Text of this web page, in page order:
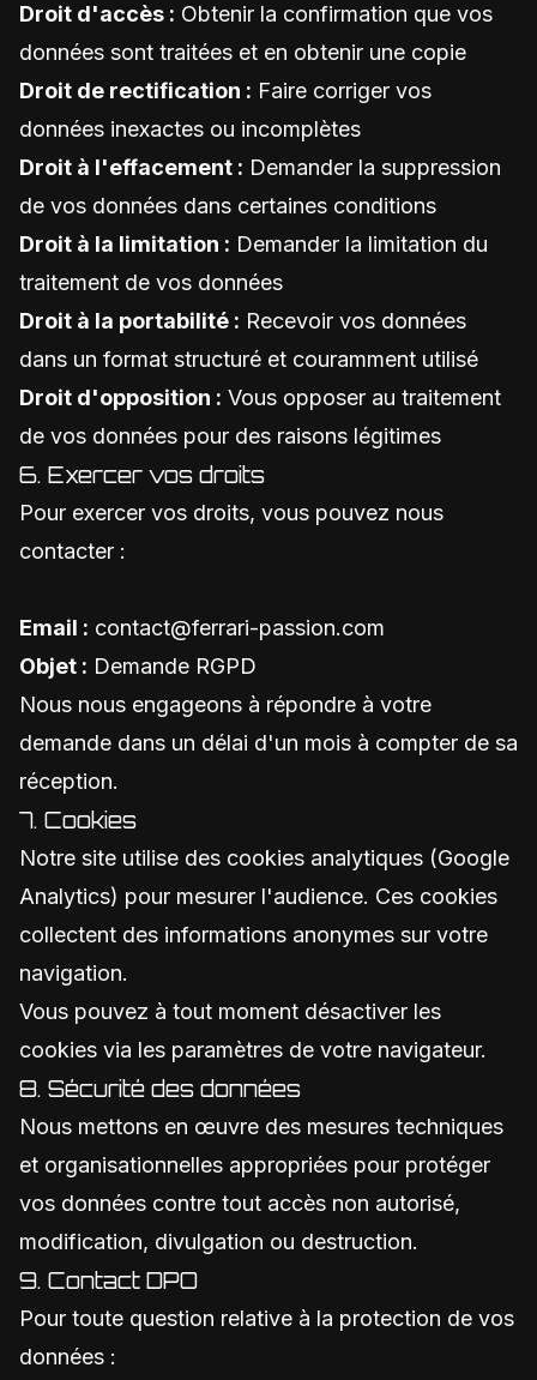
Droit d'accès : Obtenir la confirmation que vos
données sont traitées et en obtenir une copie
Droit de rectification : Faire corriger vos
données inexactes ou incomplètes
Droit à l'effacement : Demander la suppression
de vos données dans certaines conditions
Droit à la limitation : Demander la limitation du
traitement de vos données
Droit à la portabilité : Recevoir vos données
dans un format structuré et couramment utilisé
Droit d'opposition : Vous opposer au traitement
de vos données pour des raisons légitimes
6. Exercer vos droits
Pour exercer vos droits, vous pouvez nous
contacter :
Email : contact@ferrari-passion.com
Objet : Demande RGPD
Nous nous engageons à répondre à votre
demande dans un délai d'un mois à compter de sa
réception.
7. Cookies
Notre site utilise des cookies analytiques (Google
Analytics) pour mesurer l'audience. Ces cookies
collectent des informations anonymes sur votre
navigation.
Vous pouvez à tout moment désactiver les
cookies via les paramètres de votre navigateur.
8. Sécurité des données
Nous mettons en œuvre des mesures techniques
et organisationnelles appropriées pour protéger
vos données contre tout accès non autorisé,
modification, divulgation ou destruction.
9. Contact DPO
Pour toute question relative à la protection de vos
données :